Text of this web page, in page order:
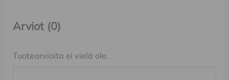
Arviot (0)
Tuotearvioita ei vielä ole.